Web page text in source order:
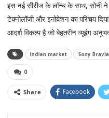
इस नई सीरीज के लॉन्च के साथ, सोनी ने
टेक्नोलॉजी और इनोवेशन का परिचय
आदर्श विकल्प है जो बेहतरीन व्यूइंग
Indian market Sony
0
Share Facebook